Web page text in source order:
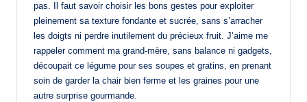
pas. Il faut savoir choisir les bons gestes pour exploiter
pleinement sa texture fondante et sucrée, sans s’arracher
les doigts ni perdre inutilement du précieux fruit. J’aime me
rappeler comment ma grand-mère, sans balance ni gadgets,
découpait ce légume pour ses soupes et gratins, en prenant
soin de garder la chair bien ferme et les graines pour une
autre surprise gourmande.